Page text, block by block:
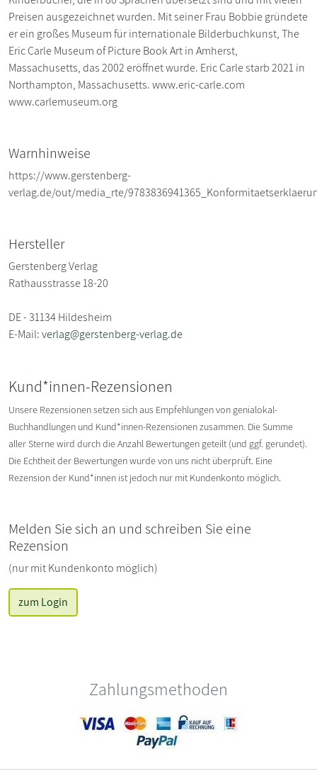
Preisen ausgezeichnet wurden. Mit seiner Frau Bobbie gründete
er ein großes Museum für internationale Bilderbuchkunst, The
Eric Carle Museum of Picture Book Art in Amherst,
Massachusetts, das 2002 eröffnet wurde. Eric Carle starb 2021 in
Northampton, Massachusetts. www.eric-carle.com
www.carlemuseum.org
Warnhinweise
https://www.gerstenberg-
verlag.de/out/media_rte/
Hersteller
Gerstenberg Verlag
Rathausstrasse 18-20
DE - 31134 Hildesheim
E-Mail:verlag@gerstenberg-verlag.de
Kund*innen-Rezensionen
Unsere Rezensionen setzen sich aus Empfehlungen von genialokal-
Buchhandlungen und Kund*innen-Rezensionen zusammen. Die Summe
aller Sterne wird durch die Anzahl Bewertungen geteilt (und ggf. gerundet).
Die Echtheit der Bewertungen wurde von uns nicht überprüft. Eine
Rezension der Kund*innen ist jedoch nur mit Kundenkonto möglich.
Melden Sie sich an und schreiben Sie eine
Rezension
(nur mit Kundenkonto möglich)
zum Login
Zahlungsmethoden